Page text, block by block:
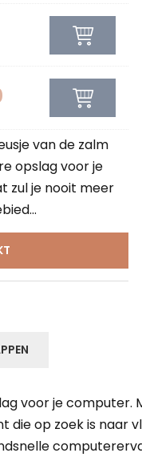
van de zalm
opslag voor je
zul je nooit meer
voor je
die op zoek is naar